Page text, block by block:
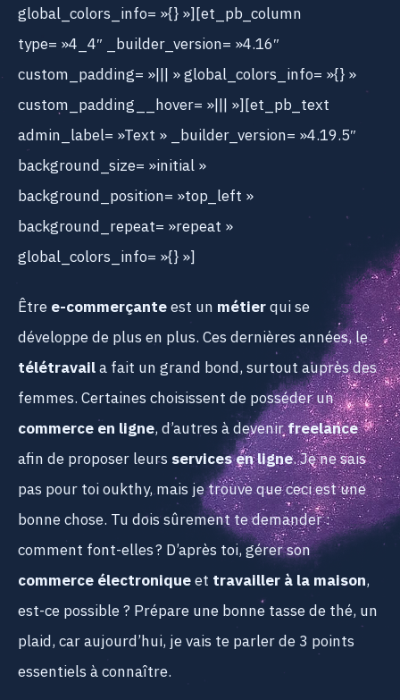
global_colors_info= »{} »][et_pb_column
type= »4_4″ _builder_version= »4.16″
custom_padding= »||| » global_colors_info= »{} »
custom_padding__hover= »||| »][et_pb_text
admin_label= »Text » _builder_version= »4.19.5″
background_size= »initial »
background_position= »top_left »
background_repeat= »repeat »
global_colors_info= »{} »]
Êtree-commerçanteest un métierqui se
développe de plus en plus. Ces dernières années, le
télétravaila fait un grand bond, surtout auprès des
femmes. Certaines choisissent de posséder un
commerce en ligne, d’autres à devenirfreelance
afin de proposer leurs services en ligne. Je ne sais
pas pour toi oukthy, mais je trouve que ceci est une
bonne chose. Tu dois sûrement te demander :
comment font-elles ? D’après toi, gérer son
commerce électroniqueet travailler à la maison,
est-ce possible ? Prépare une bonne tasse de thé, un
plaid, car aujourd’hui, je vais te parler de 3 points
essentiels à connaître.